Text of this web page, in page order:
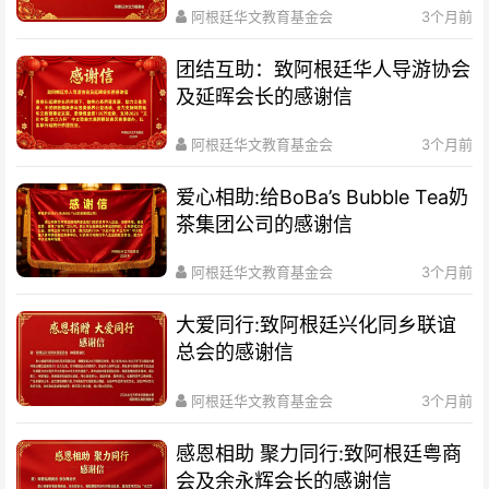
阿根廷华文教育基金会 3个月前
团结互助：致阿根廷华人导游协会
及延晖会长的感谢信
阿根廷华文教育基金会 3个月前
爱心相助:给BoBa’s Bubble Tea奶
茶集团公司的感谢信
阿根廷华文教育基金会 3个月前
大爱同行:致阿根廷兴化同乡联谊
总会的感谢信
阿根廷华文教育基金会 3个月前
感恩相助 聚力同行:致阿根廷粤商
会及余永辉会长的感谢信